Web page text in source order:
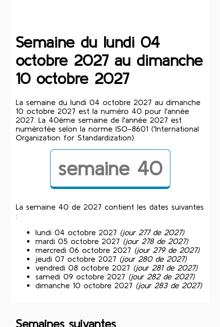
Semaine du lundi 04
octobre 2027 au dimanche
10 octobre 2027
La semaine du lundi 04 octobre 2027 au dimanche
10 octobre 2027 est la numéro 40 pour l'année
2027. La 40ème semaine de l'année 2027 est
numérotée selon la norme ISO-8601 ('International
Organization for Standardization).
semaine 40
La semaine 40 de 2027 contient les dates suivantes
:
lundi 04 octobre 2027 (jour 277 de 2027)
mardi 05 octobre 2027 (jour 278 de 2027)
mercredi 06 octobre 2027 (jour 279 de 2027)
jeudi 07 octobre 2027 (jour 280 de 2027)
vendredi 08 octobre 2027 (jour 281 de 2027)
samedi 09 octobre 2027 (jour 282 de 2027)
dimanche 10 octobre 2027 (jour 283 de 2027)
Semaines suivantes